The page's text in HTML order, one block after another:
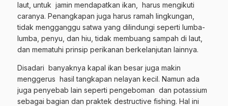
laut, untuk jamin mendapatkan ikan, harus mengikuti
caranya. Penangkapan juga harus ramah lingkungan,
tidak mengganggu satwa yang dilindungi seperti lumba-
lumba, penyu, dan hiu, tidak membuang sampah di laut,
dan mematuhi prinsip perikanan berkelanjutan lainnya.
Disadari banyaknya kapal ikan besar juga makin
menggerus hasil tangkapan nelayan kecil. Namun ada
juga penyebab lain seperti pengeboman dan potassium
sebagai bagian dan praktek destructive fishing. Hal ini